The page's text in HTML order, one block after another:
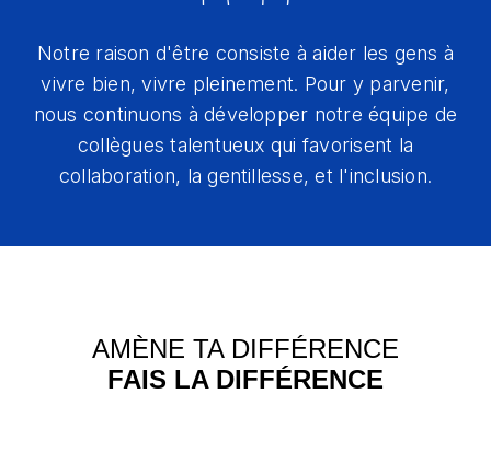
Notre raison d'être consiste à aider les gens à
vivre bien, vivre pleinement. Pour y parvenir,
nous continuons à développer notre équipe de
collègues talentueux qui favorisent la
collaboration, la gentillesse, et l'inclusion.
AMÈNE TA DIFFÉRENCE
FAIS LA DIFFÉRENCE